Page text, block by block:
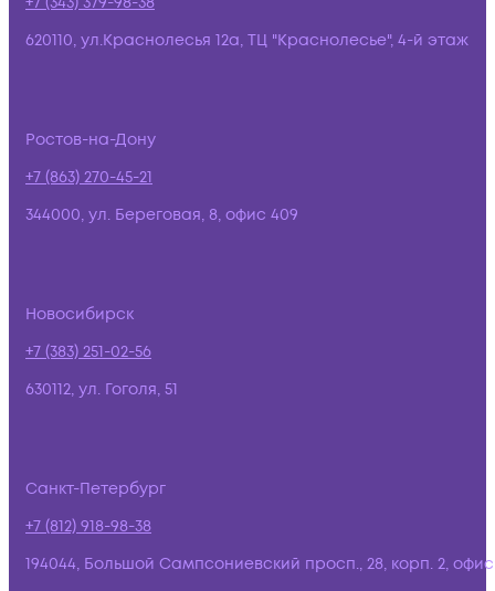
620110, ул.Краснолесья 12а, ТЦ "Краснолесье", 4-й этаж
Ростов-на-Дону
+7 (863) 270-45-21
344000, ул. Береговая, 8, офис 409
Новосибирск
+7 (383) 251-02-56
630112, ул. Гоголя, 51
Санкт-Петербург
+7 (812) 918-98-38
194044, Большой Сампсониевский просп., 28, корп. 2,